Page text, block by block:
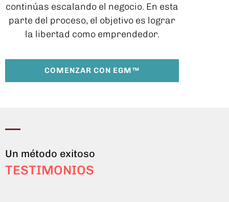
continúas escalando el negocio. En esta
parte del proceso, el objetivo es lograr
la libertad como emprendedor.
COMENZAR CON EGM™
Un método exitoso
TESTIMONIOS